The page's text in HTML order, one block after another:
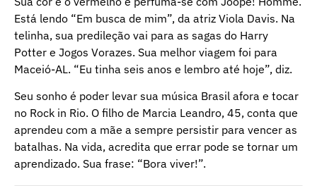
Está lendo “Em busca de mim”, da atriz Viola Davis. Na
telinha, sua predileção vai para as sagas do Harry
Potter e Jogos Vorazes. Sua melhor viagem foi para
Maceió-AL. “Eu tinha seis anos e lembro até hoje”, diz.
Seu sonho é poder levar sua música Brasil afora e tocar
no Rock in Rio. O filho de Marcia Leandro, 45, conta que
aprendeu com a mãe a sempre persistir para vencer as
batalhas. Na vida, acredita que errar pode se tornar um
aprendizado. Sua frase: “Bora viver!”.